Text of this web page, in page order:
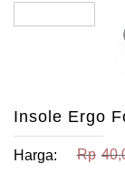
Insole Ergo
Harga: Rp